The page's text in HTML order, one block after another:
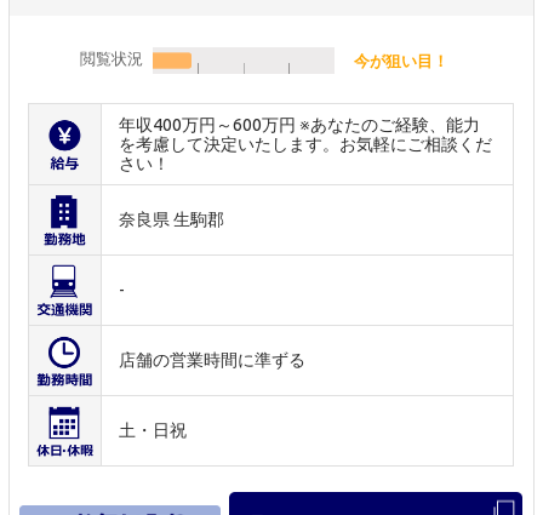
閲覧状況 今が狙い目！
年収400万円～600万円 ※あなたのご経験、能力
を考慮して決定いたします。お気軽にご相談くだ
さい！
奈良県 生駒郡
-
店舗の営業時間に準ずる
土・日祝